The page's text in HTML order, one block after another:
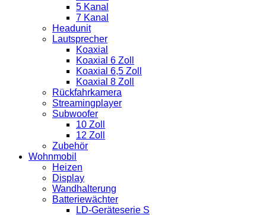
5 Kanal
7 Kanal
Headunit
Lautsprecher
Koaxial
Koaxial 6 Zoll
Koaxial 6,5 Zoll
Koaxial 8 Zoll
Rückfahrkamera
Streamingplayer
Subwoofer
10 Zoll
12 Zoll
Zubehör
Wohnmobil
Heizen
Display
Wandhalterung
Batteriewächter
LD-Geräteserie S